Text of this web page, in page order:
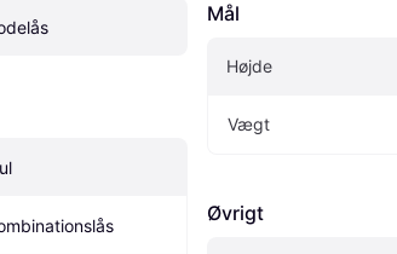
Mål
Højde
Vægt
Øvrigt